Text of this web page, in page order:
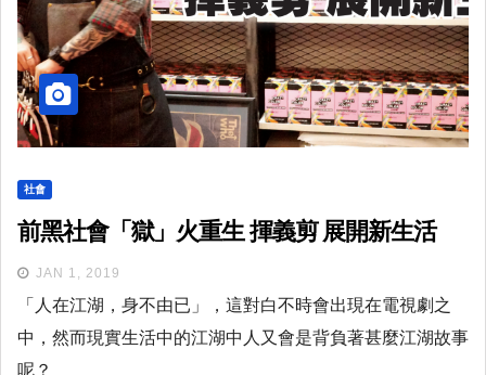
社會
前黑社會「獄」火重生 揮義剪 展開新生活
JAN 1, 2019
「人在江湖，身不由已」，這對白不時會出現在電視劇之
中，然而現實生活中的江湖中人又會是背負著甚麼江湖故事
呢？